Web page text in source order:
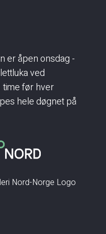
er åpen onsdag -
ved
time før hver
hele døgnet på